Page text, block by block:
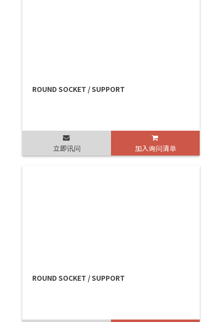
ROUND SOCKET / SUPPORT
立即讯问 加入询问清单
ROUND SOCKET / SUPPORT